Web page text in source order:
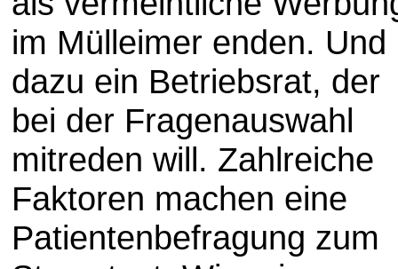
im Mülleimer enden. Und
dazu ein Betriebsrat, der
bei der Fragenauswahl
mitreden will. Zahlreiche
Faktoren machen eine
Patientenbefragung zum